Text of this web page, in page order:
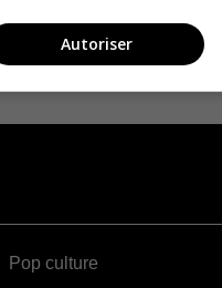
Pop culture
Autoriser